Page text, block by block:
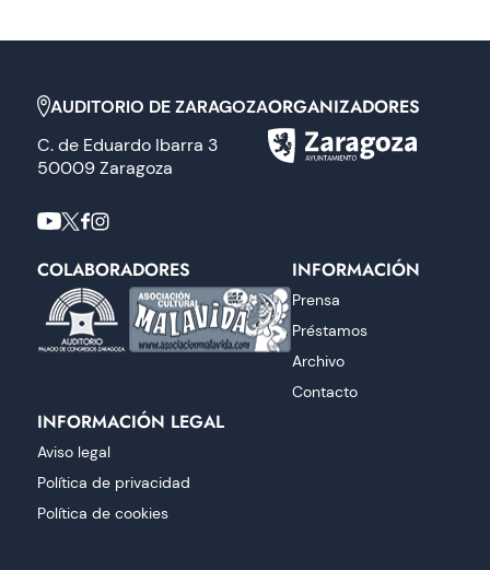
AUDITORIO DE ZARAGOZA
C. de Eduardo Ibarra 3
50009 Zaragoza
ORGANIZADORES
COLABORADORES INFORMACIÓN
Prensa
Préstamos
Archivo
Contacto
INFORMACIÓN LEGAL
Aviso legal
Política de privacidad
Política de cookies